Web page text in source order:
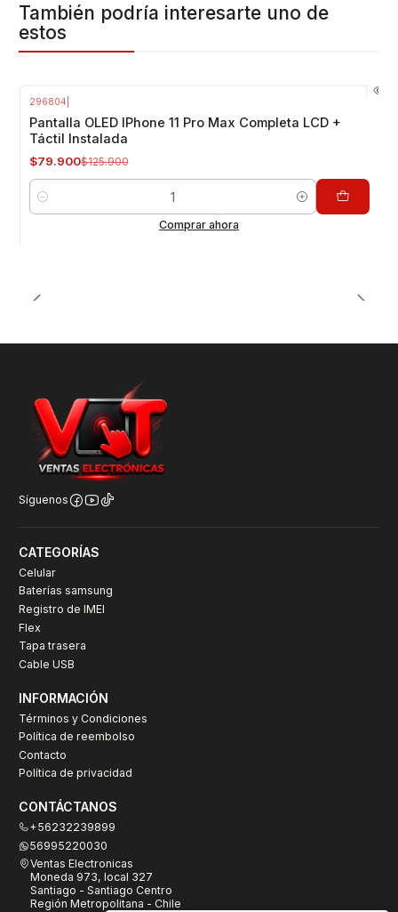
También podría interesarte uno de
estos
296804
Pantalla OLED IPhone 11 Pro Max Completa LCD +
Táctil Instalada
$79.900$125.900
Cantidad
Comprar ahora
Síguenos
CATEGORÍAS
Celular
Baterías samsung
Registro de IMEI
Flex
Tapa trasera
Cable USB
INFORMACIÓN
Términos y Condiciones
Política de reembolso
Contacto
Política de privacidad
CONTÁCTANOS
+56232239899
56995220030
Ventas Electronicas
Moneda 973, local 327
Santiago - Santiago Centro
Región Metropolitana - Chile